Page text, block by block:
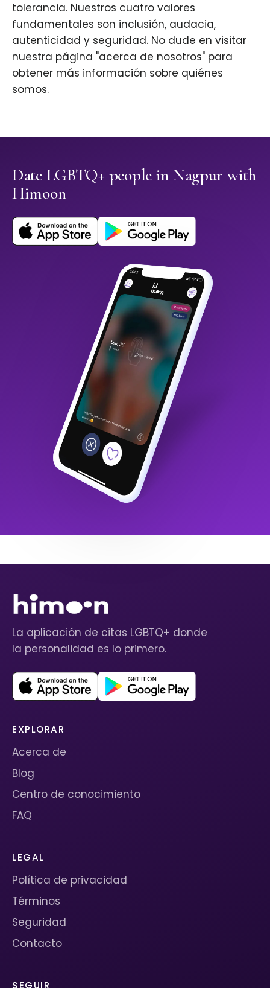
tolerancia. Nuestros cuatro valores
fundamentales son inclusión, audacia,
autenticidad y seguridad. No dude en visitar
nuestra página "acerca de nosotros" para
obtener más información sobre quiénes
somos.
Date LGBTQ+ people in Nagpur with
Himoon
La aplicación de citas LGBTQ+ donde
la personalidad es lo primero.
EXPLORAR
Acerca de
Blog
Centro de conocimiento
FAQ
LEGAL
Política de privacidad
Términos
Seguridad
Contacto